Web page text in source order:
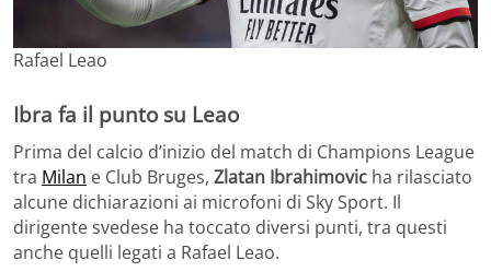
Rafael Leao
Ibra fa il punto su Leao
Prima del calcio d’inizio del match di Champions League
tra Milan e Club Bruges, Zlatan Ibrahimovic ha rilasciato
alcune dichiarazioni ai microfoni di Sky Sport. Il
dirigente svedese ha toccato diversi punti, tra questi
anche quelli legati a Rafael Leao.